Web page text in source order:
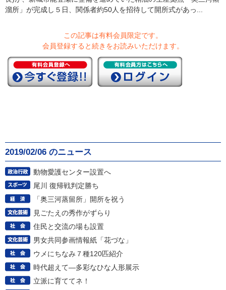
溜所」が完成し５日、関係者約50人を招待して開所式があっ...
この記事は有料会員限定です。
会員登録すると続きをお読みいただけます。
2019/02/06 のニュース
動物愛護センター設置へ
尾川 復帰戦判定勝ち
「奥三河蒸留所」開所を祝う
見ごたえの秀作がずらり
住民と交流の場も設置
男女共同参画情報紙「花づな」
ウメにちなみ７種120匹紹介
時代超えて―多彩なひな人形展示
立派に育ててネ！